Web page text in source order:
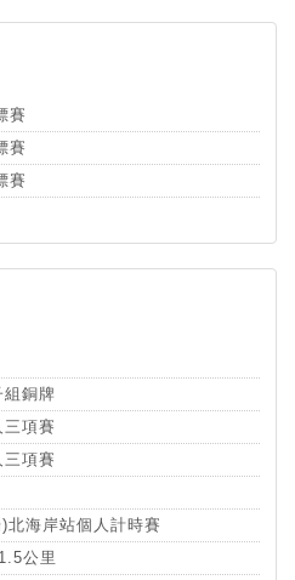
賽
賽
賽
組銅牌
項賽
項賽
海岸站個人計時賽
公里